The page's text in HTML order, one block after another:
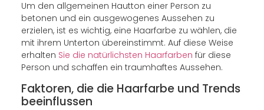
Um den allgemeinen Hautton einer Person zu
betonen und ein ausgewogenes Aussehen zu
erzielen, ist es wichtig, eine Haarfarbe zu wählen, die
mit ihrem Unterton übereinstimmt. Auf diese Weise
erhalten Sie die natürlichsten Haarfarben für diese
Person und schaffen ein traumhaftes Aussehen.
Faktoren, die die Haarfarbe und Trends
beeinflussen